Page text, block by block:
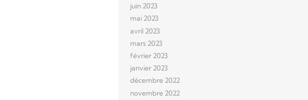
juin 2023
mai 2023
avril 2023
mars 2023
février 2023
janvier 2023
décembre 2022
novembre 2022